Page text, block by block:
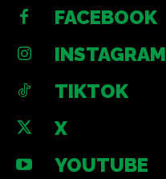
FACEBOOK
INSTAGRAM
TIKTOK
X
YOUTUBE